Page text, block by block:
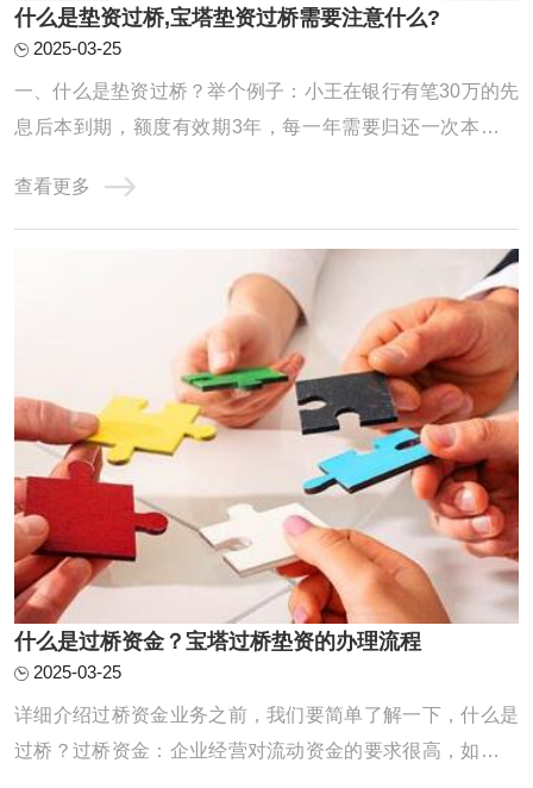
什么是垫资过桥,宝塔垫资过桥需要注意什么?
2025-03-25
一、什么是垫资过桥？举个例子：小王在银行有笔30万的先
息后本到期，额度有效期3年，每一年需要归还一次本金，
了20万，把30万还掉，第二天又从银行提款出来，还掉垫资
公司的20万，给了垫资公司1万的费用。小王从垫资公司短
期拆借一笔的行为就叫做垫资过桥，当然这只是 ...
查看更多
什么是过桥资金？宝塔过桥垫资的办理流程
2025-03-25
详细介绍过桥资金业务之前，我们要简单了解一下，什么是
过桥？过桥资金：企业经营对流动资金的要求很高，如果企